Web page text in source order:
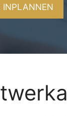
INPLANNEN